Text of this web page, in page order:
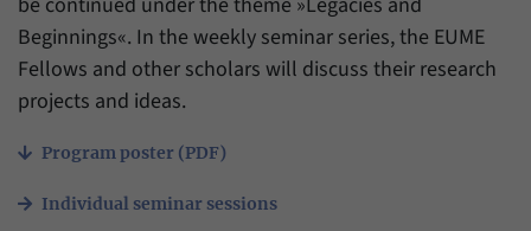
Beginnings«. In the weekly seminar series, the EUME
Fellows and other scholars will discuss their research
projects and ideas.
Program poster (PDF)
Individual seminar sessions
Zweck
generierte ID, für die historische Speicherung
Ihrer vorgenommen Einstellungen, falls der
Webseiten-Betreiber dies eingestellt hat.
Name _pk_ref
Anbieter Matomo
Laufzeit 6 Monate
Mit diesem Cookie können wir speichern, von